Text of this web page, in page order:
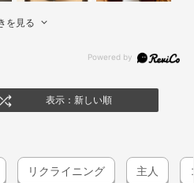
を見る
表示：新しい順
リクライニング 主人